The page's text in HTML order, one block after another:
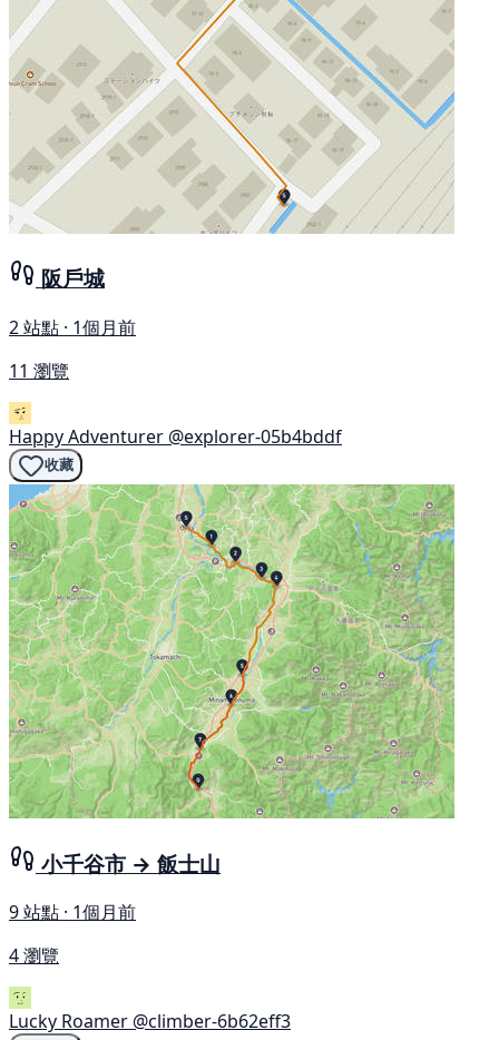
阪戶城
2 站點 · 1個月前
11 瀏覽
Happy Adventurer @explorer-05b4bddf
收藏
小千谷市 → 飯士山
9 站點 · 1個月前
4 瀏覽
Lucky Roamer @climber-6b62eff3